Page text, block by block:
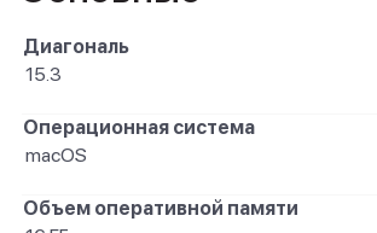
Диагональ
15.3
Операционная система
macOS
Объем оперативной памяти